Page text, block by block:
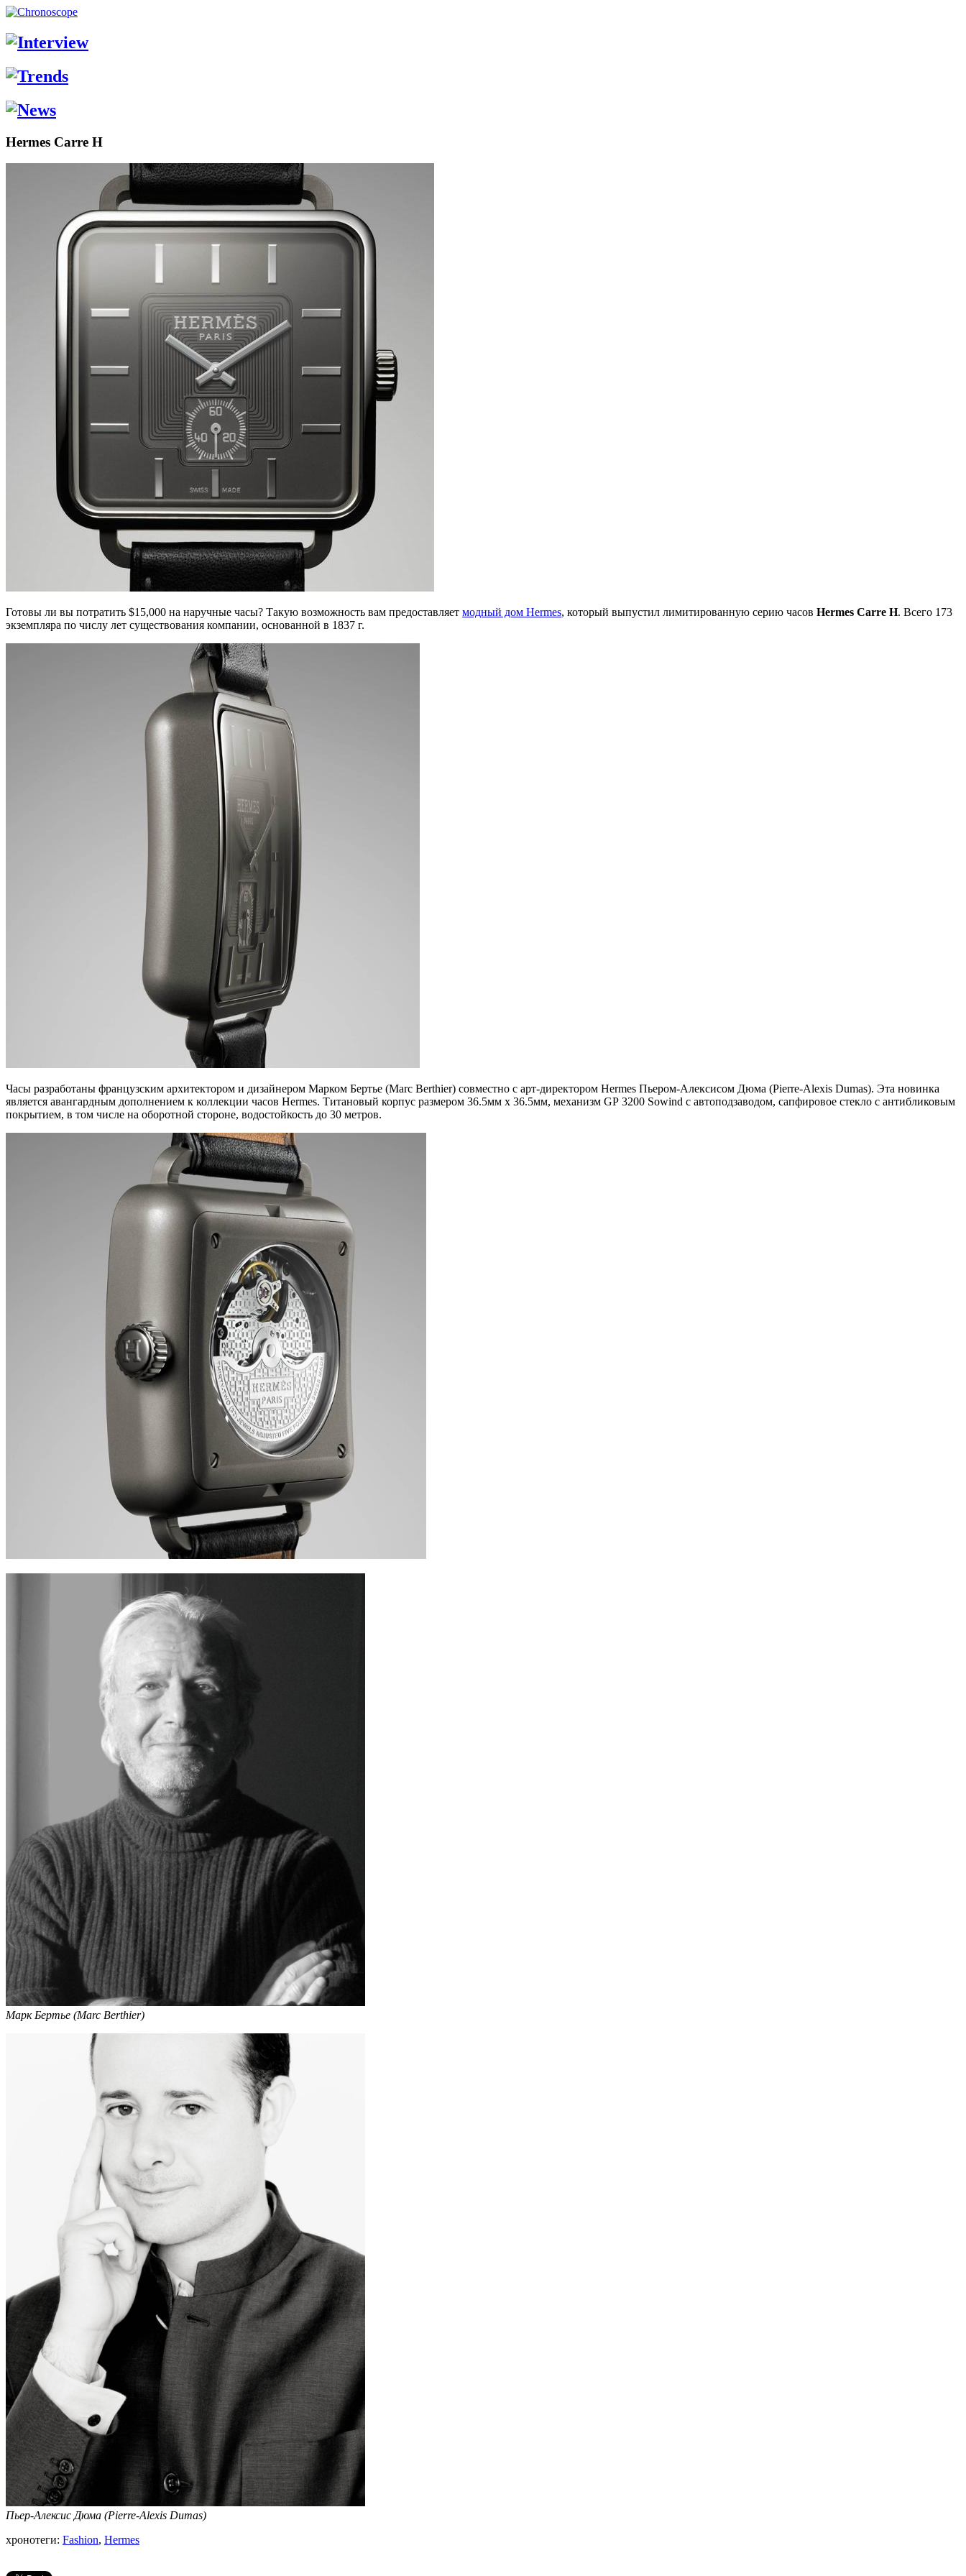
Hermes Carre H
Готовы ли вы потратить $15,000 на наручные часы? Такую возможность вам предоставляет модный дом Hermes, который выпустил лимитированную серию часов Hermes Carre H. Всего 173
экземпляра по числу лет существования компании, основанной в 1837 г.
Часы разработаны французским архитектором и дизайнером Марком Бертье (Marc Berthier) совместно с арт-директором Hermes Пьером-Алексисом Дюма (Pierre-Alexis Dumas). Эта новинка
является авангардным дополнением к коллекции часов Hermes. Титановый корпус размером 36.5мм x 36.5мм, механизм GP 3200 Sowind с автоподзаводом, сапфировое стекло с антибликовым
покрытием, в том числе на оборотной стороне, водостойкость до 30 метров.
Марк Бертье (Marc Berthier)
Пьер-Алексис Дюма (Pierre-Alexis Dumas)
хронотеги: Fashion, Hermes